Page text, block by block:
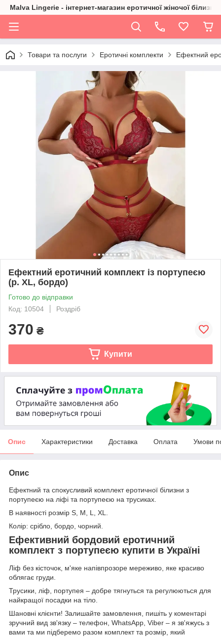
Malva Lingerie - інтернет-магазин еротичної жіночої білизни
Товари та послуги Еротичні комплекти Ефектний
Ефектний еротичний комплект із портупеєю
(р. XL, бордо)
Готово до відправки
Код: 10504
Роздріб
370 ₴
Купити
Опис Характеристики Доставка Оплата Умови
Опис
Ефектний та спокусливий комплект еротичної білизни з
портупеєю на ліфі та портупеєю на трусиках.
В наявності розмір S, М, L, XL.
Колір: срібло, бордо, чорний.
Ефективний бордовий еротичний
комплект з портупеєю купити в Україні
Ліф без кісточок, м'яке напівпрозоре мереживо, яке красиво
облягає груди.
Трусики, ліф, портупея – добре тягнуться та регулюються для
найкращої посадки на тіло.
Шановні клієнти! Залишайте замовлення, пишіть у коментарі
зручний вид зв'язку – телефон, WhatsApp, Viber – я зв'яжусь з
вами та ми підберемо разом комплект та розмір, який